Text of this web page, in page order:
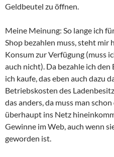
Geldbeutel zu öffnen.
Meine Meinung: So lange ich
Shop bezahlen muss, steht mir
Konsum zur Verfügung (muss
auch nicht). Da bezahle ich
ich kaufe, das eben auch dazu
Betriebskosten des
das anders, da muss man
überhaupt ins Netz
Gewinne im Web, auch wenn
geworden ist.